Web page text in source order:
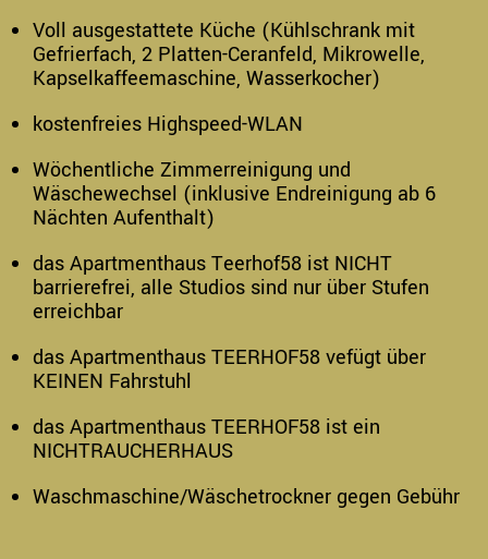
Voll ausgestattete Küche (Kühlschrank mit
Gefrierfach, 2 Platten-Ceranfeld, Mikrowelle,
Kapselkaffeemaschine, Wasserkocher)
kostenfreies Highspeed-WLAN
Wöchentliche Zimmerreinigung und
Wäschewechsel (inklusive Endreinigung ab 6
Nächten Aufenthalt)
das Apartmenthaus Teerhof58 ist NICHT
barrierefrei, alle Studios sind nur über Stufen
erreichbar
das Apartmenthaus TEERHOF58 vefügt über
KEINEN Fahrstuhl
das Apartmenthaus TEERHOF58 ist ein
NICHTRAUCHERHAUS
Waschmaschine/Wäschetrockner gegen Gebühr